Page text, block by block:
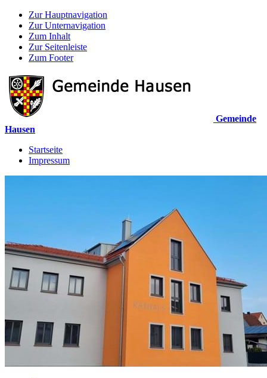
Zur Hauptnavigation
Zur Unternavigation
Zum Inhalt
Zur Seitenleiste
Zum Footer
Gemeinde
Hausen
Startseite
Impressum